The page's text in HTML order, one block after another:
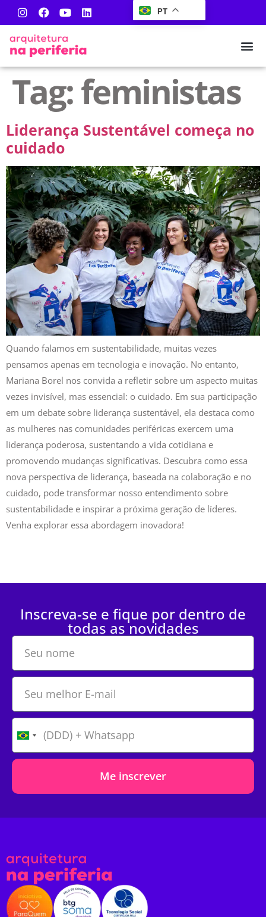
PT
Tag:feministas
Liderança Sustentável começa no
cuidado
Quando falamos em sustentabilidade, muitas vezes
pensamos apenas em tecnologia e inovação. No entanto,
Mariana Borel nos convida a refletir sobre um aspecto muitas
vezes invisível, mas essencial: o cuidado. Em sua participação
em um debate sobre liderança sustentável, ela destaca como
as mulheres nas comunidades periféricas exercem uma
liderança poderosa, sustentando a vida cotidiana e
promovendo mudanças significativas. Descubra como essa
nova perspectiva de liderança, baseada na colaboração e no
cuidado, pode transformar nosso entendimento sobre
sustentabilidade e inspirar a próxima geração de líderes.
Venha explorar essa abordagem inovadora!
Inscreva-se e fique por dentro de
todas as novidades
Me inscrever